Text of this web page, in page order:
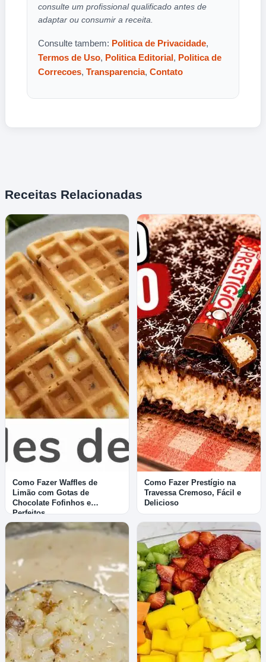
consulte um profissional qualificado antes de
adaptar ou consumir a receita.
Consulte tambem: Politica de Privacidade,
Termos de Uso, Politica Editorial, Politica de
Correcoes, Transparencia, Contato
Receitas Relacionadas
Como Fazer Waffles de
Limão com Gotas de
Chocolate Fofinhos e
Perfeitos
Como Fazer Prestígio na
Travessa Cremoso, Fácil e
Delicioso